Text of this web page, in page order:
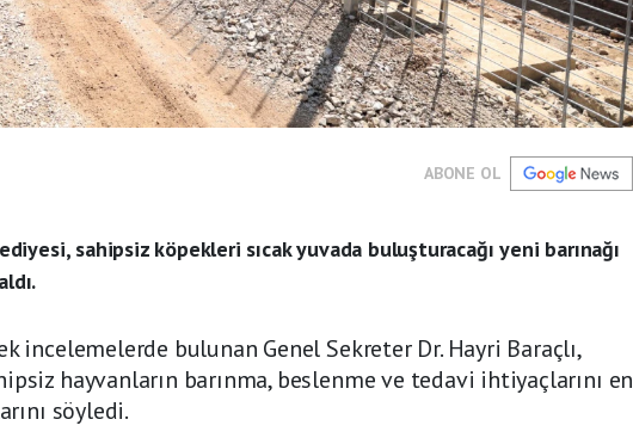
ABONE OL
sahipsiz köpekleri sıcak yuvada buluşturacağı yeni barınağı
incelemelerde bulunan Genel Sekreter Dr. Hayri Baraçlı,
hayvanların barınma, beslenme ve tedavi ihtiyaçlarını en
söyledi.